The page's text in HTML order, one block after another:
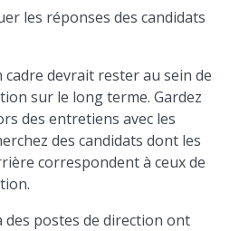
les réponses des candidats
cadre devrait rester au sein de
sur le long terme. Gardez
des entretiens avec les
des candidats dont les
correspondent à ceux de
des postes de direction ont